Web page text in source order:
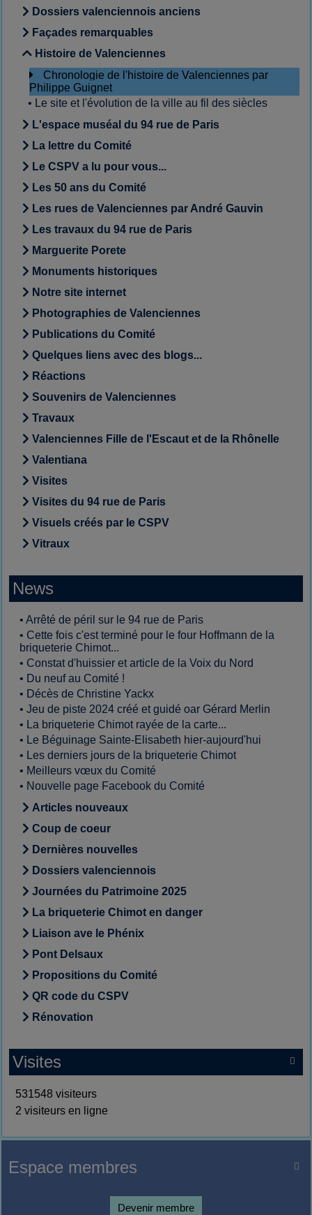
Dossiers valenciennois anciens
Façades remarquables
Histoire de Valenciennes
Chronologie de l'histoire de Valenciennes par
Philippe Guignet
• Le site et l'évolution de la ville au fil des siècles
L'espace muséal du 94 rue de Paris
La lettre du Comité
Le CSPV a lu pour vous...
Les 50 ans du Comité
Les rues de Valenciennes par André Gauvin
Les travaux du 94 rue de Paris
Marguerite Porete
Monuments historiques
Notre site internet
Photographies de Valenciennes
Publications du Comité
Quelques liens avec des blogs...
Réactions
Souvenirs de Valenciennes
Travaux
Valenciennes Fille de l'Escaut et de la Rhônelle
Valentiana
Visites
Visites du 94 rue de Paris
Visuels créés par le CSPV
Vitraux
News
• Arrêté de péril sur le 94 rue de Paris
• Cette fois c'est terminé pour le four Hoffmann de la
briqueterie Chimot...
• Constat d'huissier et article de la Voix du Nord
• Du neuf au Comité !
• Décès de Christine Yackx
• Jeu de piste 2024 créé et guidé oar Gérard Merlin
• La briqueterie Chimot rayée de la carte...
• Le Béguinage Sainte-Elisabeth hier-aujourd'hui
• Les derniers jours de la briqueterie Chimot
• Meilleurs vœux du Comité
• Nouvelle page Facebook du Comité
Articles nouveaux
Coup de coeur
Dernières nouvelles
Dossiers valenciennois
Journées du Patrimoine 2025
La briqueterie Chimot en danger
Liaison ave le Phénix
Pont Delsaux
Propositions du Comité
QR code du CSPV
Rénovation

Visites
531548 visiteurs
2 visiteurs en ligne

Espace membres
Devenir membre